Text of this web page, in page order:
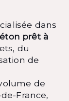
dans
prêt à
du
de
de
France,